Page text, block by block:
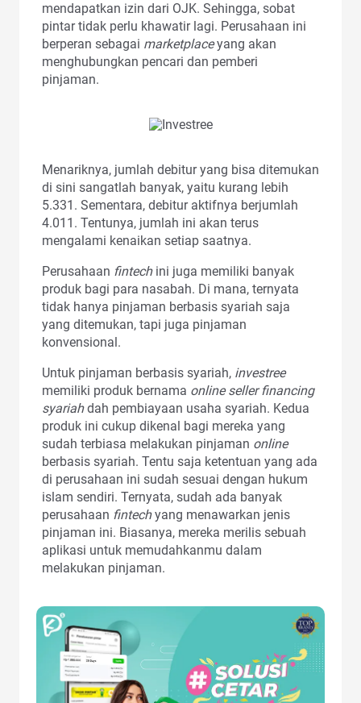
mendapatkan izin dari OJK. Sehingga, sobat
pintar tidak perlu khawatir lagi. Perusahaan ini
berperan sebagai marketplaceyang akan
menghubungkan pencari dan pemberi
pinjaman.
Menariknya, jumlah debitur yang bisa ditemukan
di sini sangatlah banyak, yaitu kurang lebih
5.331. Sementara, debitur aktifnya berjumlah
4.011. Tentunya, jumlah ini akan terus
mengalami kenaikan setiap saatnya.
Perusahaan fintech ini juga memiliki banyak
produk bagi para nasabah. Di mana, ternyata
tidak hanya pinjaman berbasis syariah saja
yang ditemukan, tapi juga pinjaman
konvensional.
Untuk pinjaman berbasis syariah, investree
memiliki produk bernama online seller financing
syariahdah pembiayaan usaha syariah. Kedua
produk ini cukup dikenal bagi mereka yang
sudah terbiasa melakukan pinjaman online
berbasis syariah. Tentu saja ketentuan yang ada
di perusahaan ini sudah sesuai dengan hukum
islam sendiri. Ternyata, sudah ada banyak
perusahaan fintechyang menawarkan jenis
pinjaman ini. Biasanya, mereka merilis sebuah
aplikasi untuk memudahkanmu dalam
melakukan pinjaman.